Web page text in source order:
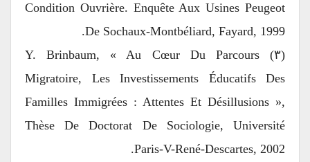
Condition Ouvrière. Enquête Aux Usines Peugeot
De Sochaux-Montbéliard, Fayard, 1999.
(۳) Y. Brinbaum, « Au Cœur Du Parcours
Migratoire, Les Investissements Éducatifs Des
Familles Immigrées : Attentes Et Désillusions »,
Thèse De Doctorat De Sociologie, Université
Paris-V-René-Descartes, 2002.